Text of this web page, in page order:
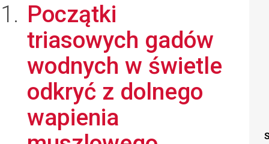
Początki
triasowych gadów
wodnych w świetle
odkryć z dolnego
wapienia